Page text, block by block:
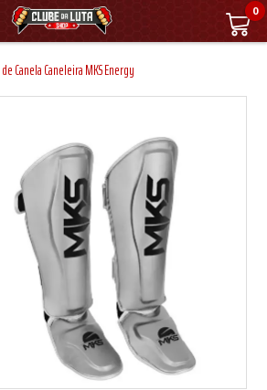
0
Canela Caneleira MKS Energy